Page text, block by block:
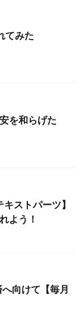
てみた
を和らげた
ストパーツ】
よう！
向けて【毎月